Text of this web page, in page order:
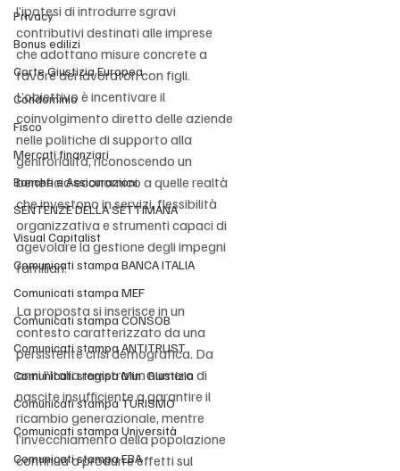
Privacy
Bonus edilizi
Corte Giustizia Europea
Condominio
Fisco
Mercati finanziari
Banche e Assicurazioni
SENTENZE DELLA SETTIMANA
Visual Capitalist
Comunicati stampa BANCA ITALIA
Comunicati stampa MEF
Comunicati stampa CONSOB
Comunicati stampa ANTITRUST
Comunicati stampa Min. Giustizia
Comunicati stampa TURISMO
Comunicati stampa Università
Comunicati stampa EBA
l’ipotesi di introdurre sgravi
contributivi destinati alle imprese
che adottano misure concrete a
favore dei lavoratori con figli.
L’obiettivo è incentivare il
coinvolgimento diretto delle aziende
nelle politiche di supporto alla
genitorialità, riconoscendo un
beneficio economico a quelle realtà
che investono in servizi, flessibilità
organizzativa e strumenti capaci di
agevolare la gestione degli impegni
familiari.
La proposta si inserisce in un
contesto caratterizzato da una
persistente crisi demografica. Da
anni l’Italia registra un numero di
nascite insufficiente a garantire il
ricambio generazionale, mentre
l’invecchiamento della popolazione
continua a produrre effetti sul